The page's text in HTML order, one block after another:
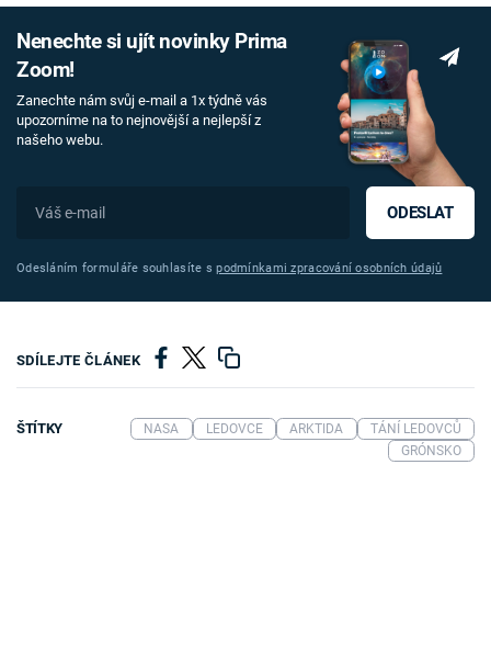
Nenechte si ujít novinky Prima
Zoom!
Zanechte nám svůj e-mail a 1x týdně vás
upozorníme na to nejnovější a nejlepší z
našeho webu.
ODESLAT
Odesláním formuláře souhlasíte spodmínkami zpracování osobních údajů
SDÍLEJTE ČLÁNEK
ŠTÍTKY NASA LEDOVCE ARKTIDA
TÁNÍ LEDOVCŮ
GRÓNSKO